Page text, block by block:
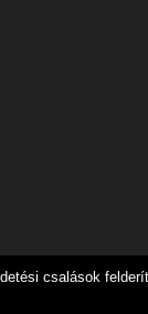
csalások